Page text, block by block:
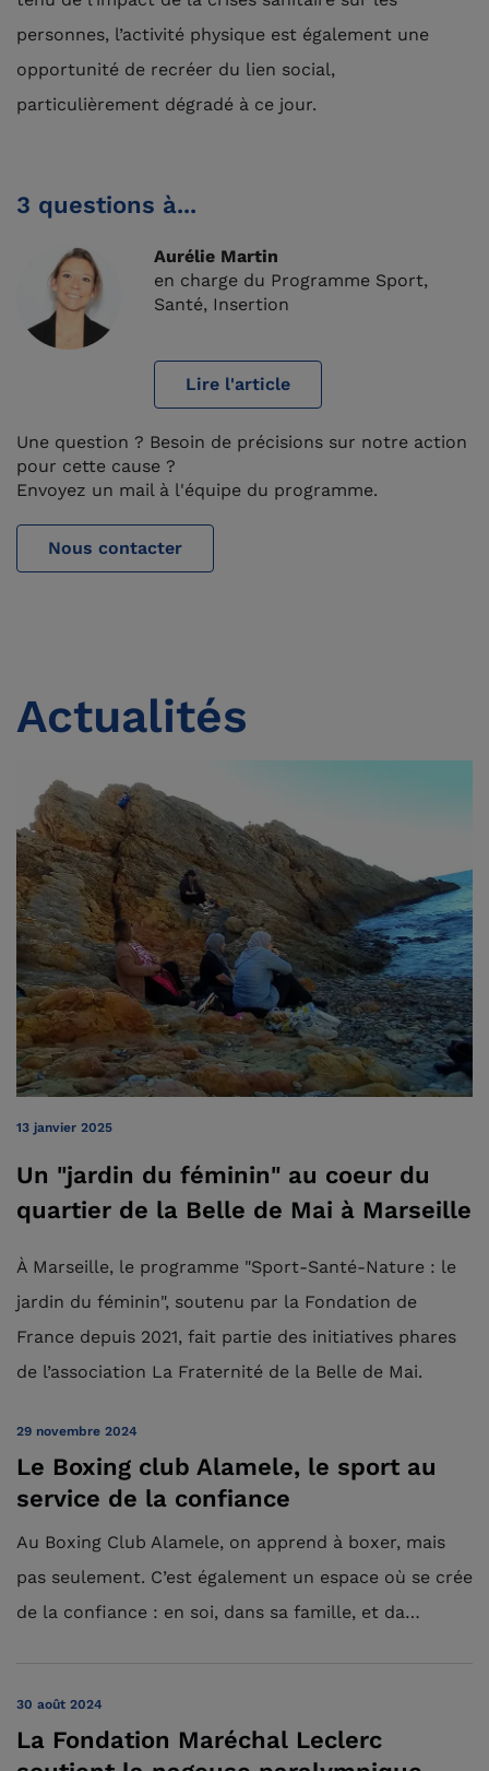
personnes, l’activité physique est également une
opportunité de recréer du lien social,
particulièrement dégradé à ce jour.
3 questions à...
Aurélie Martin
en charge du Programme Sport,
Santé, Insertion
Lire l'article
Une question ? Besoin de précisions sur notre action
pour cette cause ?
Envoyez un mail à l'équipe du programme.
Nous contacter
Actualités
13 janvier 2025
Un "jardin du féminin" au coeur du
quartier de la Belle de Mai à Marseille
À Marseille, le programme "Sport-Santé-Nature : le
jardin du féminin", soutenu par la Fondation de
France depuis 2021, fait partie des initiatives phares
de l’association La Fraternité de la Belle de Mai.
29 novembre 2024
Le Boxing club Alamele, le sport au
service de la confiance
Au Boxing Club Alamele, on apprend à boxer, mais
pas seulement. C’est également un espace où se crée
de la confiance : en soi, dans sa famille, et da…
30 août 2024
La Fondation Maréchal Leclerc